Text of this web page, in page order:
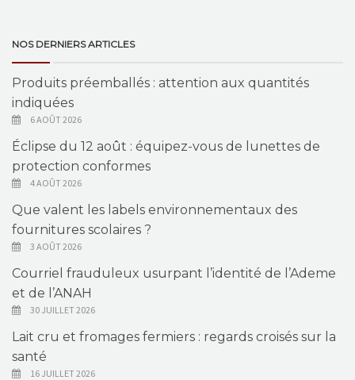
NOS DERNIERS ARTICLES
Produits préemballés : attention aux quantités
indiquées
6 AOÛT 2026
Éclipse du 12 août : équipez-vous de lunettes de
protection conformes
4 AOÛT 2026
Que valent les labels environnementaux des
fournitures scolaires ?
3 AOÛT 2026
Courriel frauduleux usurpant l’identité de l’Ademe
et de l’ANAH
30 JUILLET 2026
Lait cru et fromages fermiers : regards croisés sur la
santé
16 JUILLET 2026